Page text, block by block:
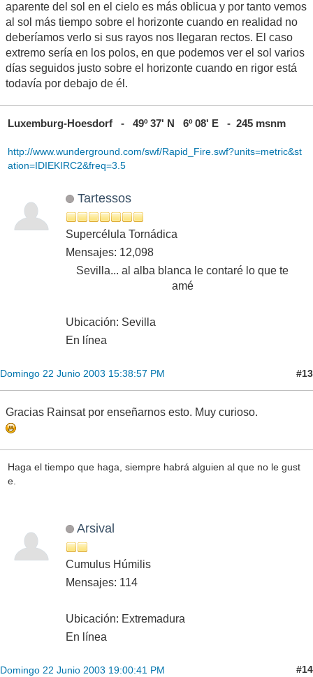
aparente del sol en el cielo es más oblicua y por tanto vemos
al sol más tiempo sobre el horizonte cuando en realidad no
deberíamos verlo si sus rayos nos llegaran rectos. El caso
extremo sería en los polos, en que podemos ver el sol varios
días seguidos justo sobre el horizonte cuando en rigor está
todavía por debajo de él.
Luxemburg-Hoesdorf - 49º 37' N 6º 08' E - 245 msnm
http://www.wunderground.com/swf/Rapid_Fire.swf?units=metric&st
ation=IDIEKIRC2&freq=3.5
Tartessos
Supercélula Tornádica
Mensajes: 12,098
Sevilla... al alba blanca le contaré lo que te
amé
Ubicación: Sevilla
En línea
Domingo 22 Junio 2003 15:38:57 PM #13
Gracias Rainsat por enseñarnos esto. Muy curioso.
Haga el tiempo que haga, siempre habrá alguien al que no le gust
e.
Arsival
Cumulus Húmilis
Mensajes: 114
Ubicación: Extremadura
En línea
Domingo 22 Junio 2003 19:00:41 PM #14